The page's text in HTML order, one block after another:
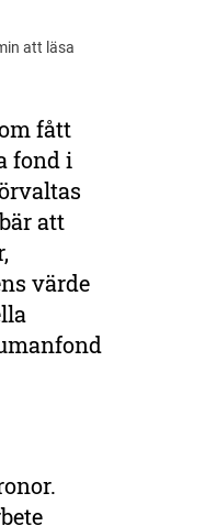
att läsa
fått
fond i
att
värde